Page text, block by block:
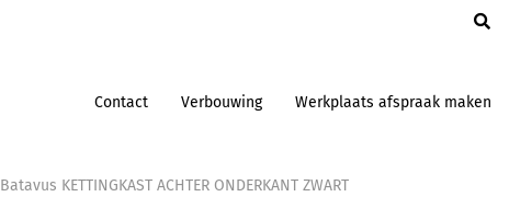
Contact Verbouwing Werkplaats afspraak maken
Batavus KETTINGKAST ACHTER ONDERKANT ZWART